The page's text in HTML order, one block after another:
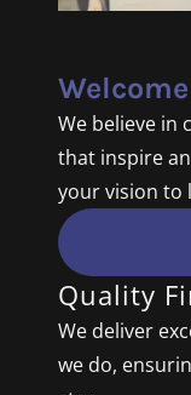
We believe in
that inspire
your vision to
Quality
We deliver
we do,